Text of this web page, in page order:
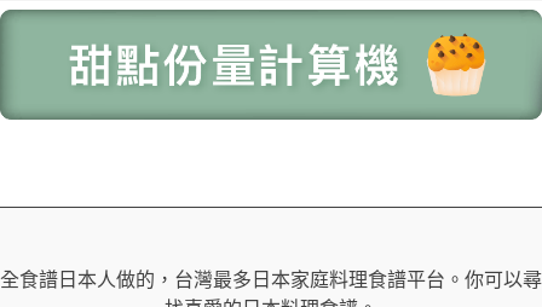
全食譜日本人做的，台灣最多日本家庭料理食譜平台。你可以尋